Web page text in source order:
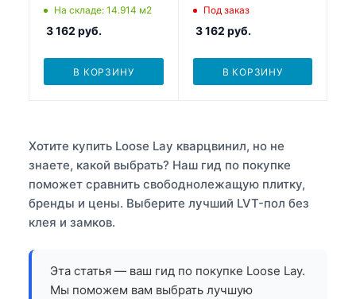
Дуб Ваниль Селект
На складе: 14.914 м2
3 162 руб.
В КОРЗИНУ
Дуб Ваниль
Под заказ
3 162 руб.
В КОРЗИНУ
Хотите купить Loose Lay кварцвинил, но не
знаете, какой выбрать? Наш гид по покупке
поможет сравнить свободнолежащую плитку,
бренды и цены. Выберите лучший LVT-пол без
клея и замков.
Эта статья — ваш гид по покупке Loose Lay.
Мы поможем вам выбрать лучшую